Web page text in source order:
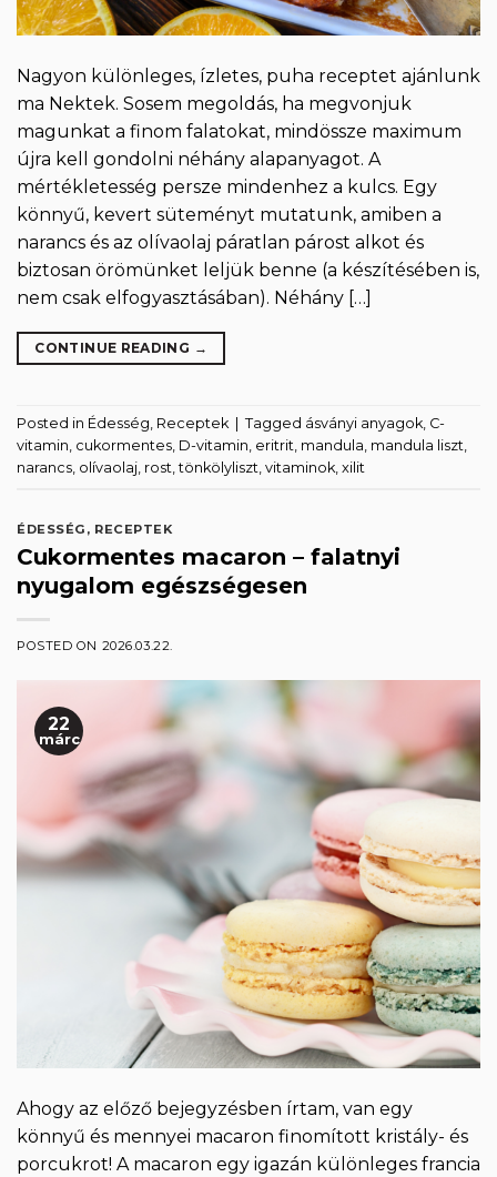
Nagyon különleges, ízletes, puha receptet ajánlunk
ma Nektek. Sosem megoldás, ha megvonjuk
magunkat a finom falatokat, mindössze maximum
újra kell gondolni néhány alapanyagot. A
mértékletesség persze mindenhez a kulcs. Egy
könnyű, kevert süteményt mutatunk, amiben a
narancs és az olívaolaj páratlan párost alkot és
biztosan örömünket leljük benne (a készítésében is,
nem csak elfogyasztásában). Néhány […]
CONTINUE READING →
Posted in Édesség, Receptek Tagged ásványi anyagok, C-
vitamin, cukormentes, D-vitamin, eritrit, mandula, mandula liszt,
narancs, olívaolaj, rost,tönkölyliszt, vitaminok, xilit
ÉDESSÉG , RECEPTEK
Cukormentes macaron – falatnyi
nyugalom egészségesen
POSTED ON 2026.03.22.
22
márc
Ahogy az előző bejegyzésben írtam, van egy
könnyű és mennyei macaron finomított kristály- és
porcukrot! A macaron egy igazán különleges francia